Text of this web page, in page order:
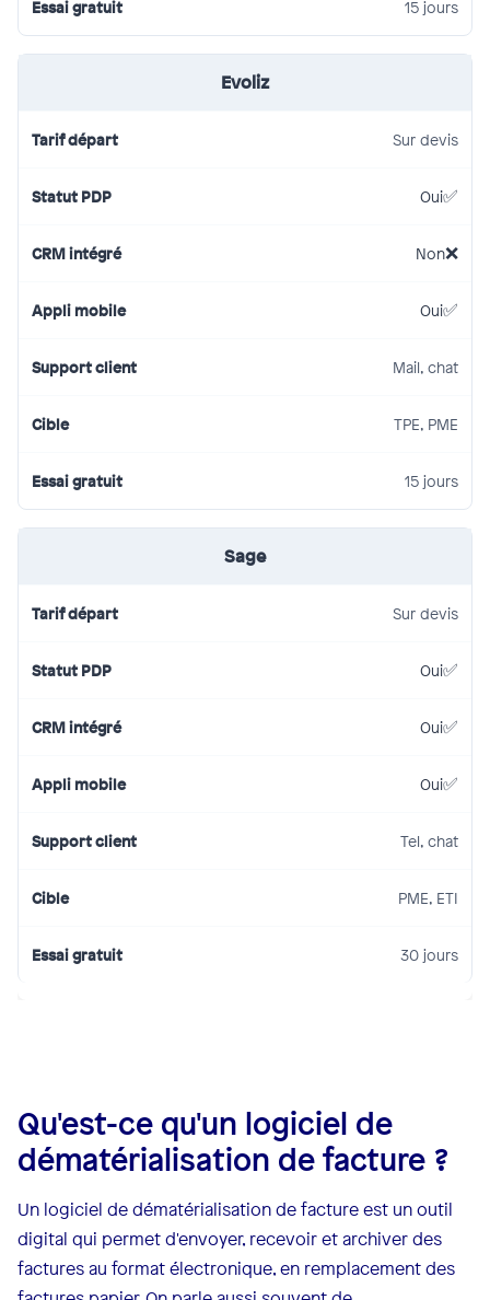
15 jours
Evoliz
Sur devis
Oui
Non
Oui
Mail, chat
TPE, PME
15 jours
Sage
Sur devis
Oui
Oui
Oui
Tel, chat
PME, ETI
30 jours
Qu'est-ce qu'un logiciel de
dématérialisation de facture ?
Un logiciel de dématérialisation de facture est un outil
digital qui permet d'envoyer, recevoir et archiver des
factures au format électronique, en remplacement des